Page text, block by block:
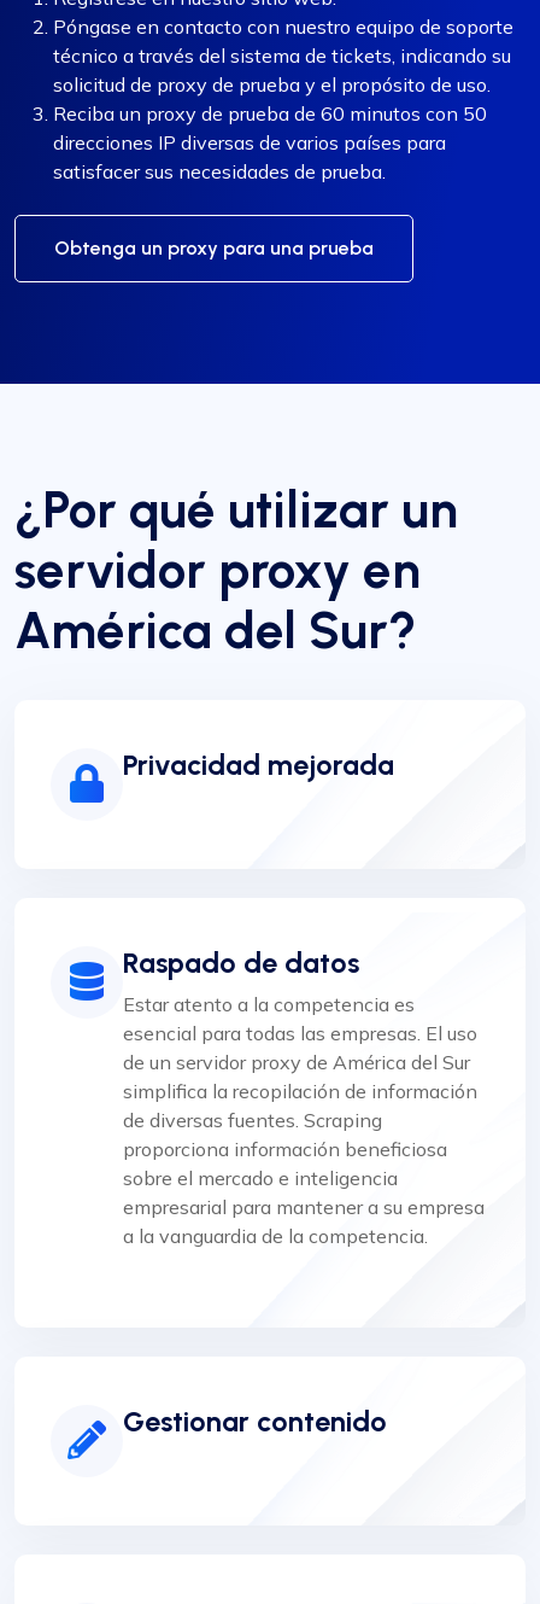
Póngase en contacto con nuestro equipo de soporte
técnico a través del sistema de tickets, indicando su
solicitud de proxy de prueba y el propósito de uso.
Reciba un proxy de prueba de 60 minutos con 50
direcciones IP diversas de varios países para
satisfacer sus necesidades de prueba.
Obtenga un proxy para una prueba
¿Por qué utilizar un
servidor proxy en
América del Sur?
Privacidad mejorada
Raspado de datos
Estar atento a la competencia es
esencial para todas las empresas. El uso
de un servidor proxy de América del Sur
simplifica la recopilación de información
de diversas fuentes. Scraping
proporciona información beneficiosa
sobre el mercado e inteligencia
empresarial para mantener a su empresa
a la vanguardia de la competencia.
Gestionar contenido